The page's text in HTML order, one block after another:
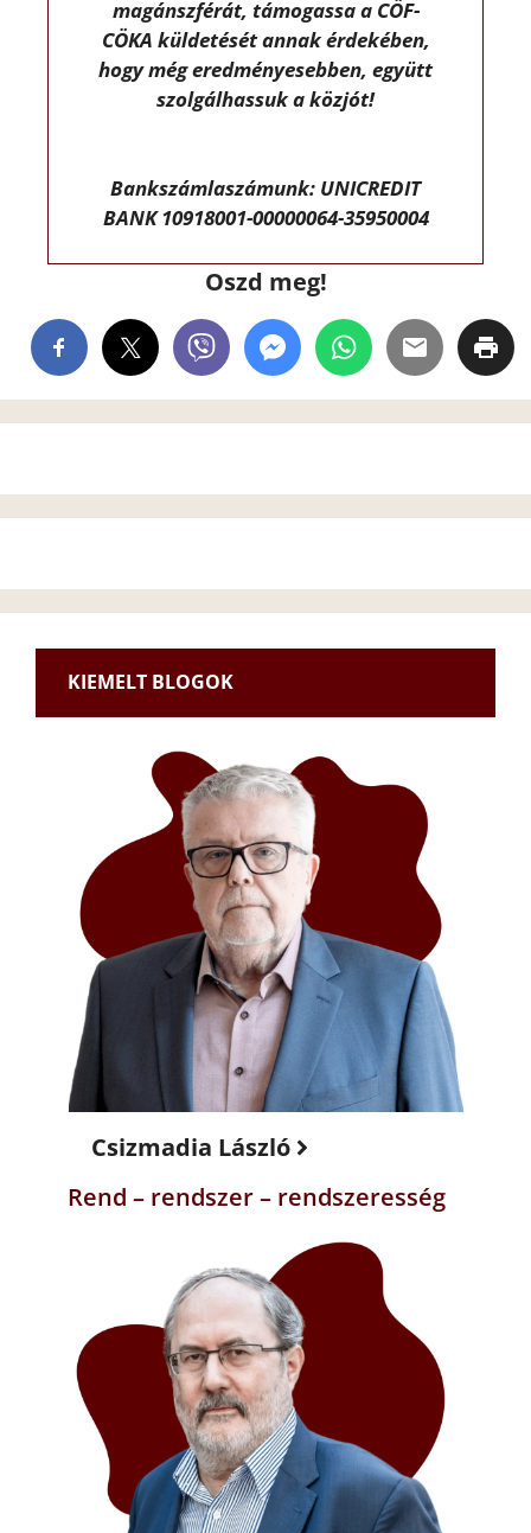
magánszférát, támogassa a CÖF-
CÖKA küldetését annak érdekében,
hogy még eredményesebben, együtt
szolgálhassuk a közjót!
Bankszámlaszámunk: UNICREDIT
BANK 10918001-00000064-35950004
Oszd meg!
KIEMELT BLOGOK
Csizmadia László
Rend – rendszer – rendszeresség